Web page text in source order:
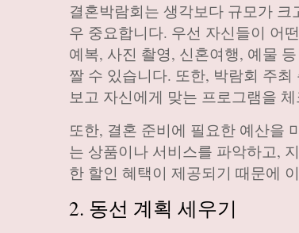
결혼박람회는 생각보다 규모가
우 중요합니다. 우선 자신들이 어
예복, 사진 촬영, 신혼여행, 예물
짤 수 있습니다. 또한, 박람회 주
보고 자신에게 맞는 프로그램을
또한, 결혼 준비에 필요한 예산을
는 상품이나 서비스를 파악하고,
한 할인 혜택이 제공되기 때문에
2. 동선 계획 세우기